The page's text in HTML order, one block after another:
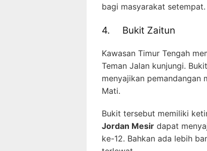
bagi masyarakat setempat.
4. Bukit Zaitun
Kawasan Timur Tengah
Teman Jalan kunjungi.
menyajikan pemandangan
Mati.
Bukit tersebut memiliki
Jordan Mesir dapat
ke-12. Bahkan ada lebih